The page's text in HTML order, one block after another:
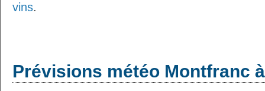
vins.
Prévisions météo Montfranc